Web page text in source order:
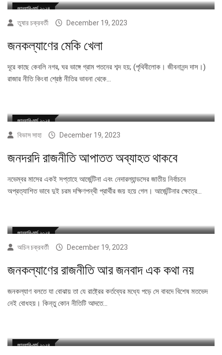
জানুয়ারি-মার্চ ২০২৪
তুষার চক্রবর্তী December 19, 2023
জনকল্যাণের মেকি খেলা
দূরে কাছে কেবলি নগর, ঘর ভাঙ্গে গ্রাম পতনের শব্দ হয়; (পৃথিবীলোক। জীবনানন্দ দাস।)
রাজার নীতি কিংবা শ্রেষ্ঠ নীতির ভাবনা থেকে…
জানুয়ারি-মার্চ ২০২৪
বিভাস সাহা December 19, 2023
জনদরদি রাজনীতি আপাতত অব্যাহত থাকবে
নভেম্বর মাসের একই সপ্তাহে আর্জেন্টিনা এবং নেদারল্যান্ডসের জাতীয় নির্বাচনে
অপ্রত্যাশিত ভাবে দুই চরম দক্ষিণপন্থী প্রার্থীর জয় হয়ে গেল। আর্জেন্টিনার ক্ষেত্রে…
জানুয়ারি-মার্চ ২০২৪
অচিন চক্রবর্তী December 19, 2023
জনকল্যাণের রাজনীতি আর জনবাদ এক কথা নয়
জনকল্যাণ বলতে যা বোঝায় তা যে রাষ্ট্রের কর্তব্যের মধ্যে পড়ে সে বাবদে বিশেষ মতভেদ
নেই বোধহয়। কিন্তু কোন নীতিটি আদতে…
জানুয়ারি-মার্চ ২০২৪